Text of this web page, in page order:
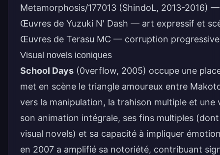
Metamorphosis/177013 (ShindoL, 2013-2016)
Œuvres de Yuzuki N' Dash — art expressif et
Œuvres de Terasu MC — corruption
Visual novels iconiques
School Days (0verflow, 2005) occupe une
met en scène le triangle amoureux entre
vers la manipulation, la trahison multiple et
son animation intégrale, ses fins multiples
visual novels) et sa capacité à impliquer
en 2007 a amplifié sa notoriété, contribuant